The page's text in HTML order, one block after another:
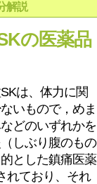
解説
の医薬品
は、体力に関
いもので，めま
どのいずれかを
しぶり腹のもの
とした鎮痛医薬
れており、それ